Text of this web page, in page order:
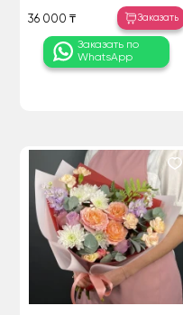
36 000 ₸ Заказать
Заказать по
WhatsApp